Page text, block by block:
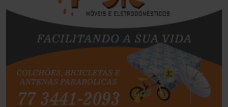
Boquira
Botuporã (72)
Brasil (7680)
Brumado (31962)